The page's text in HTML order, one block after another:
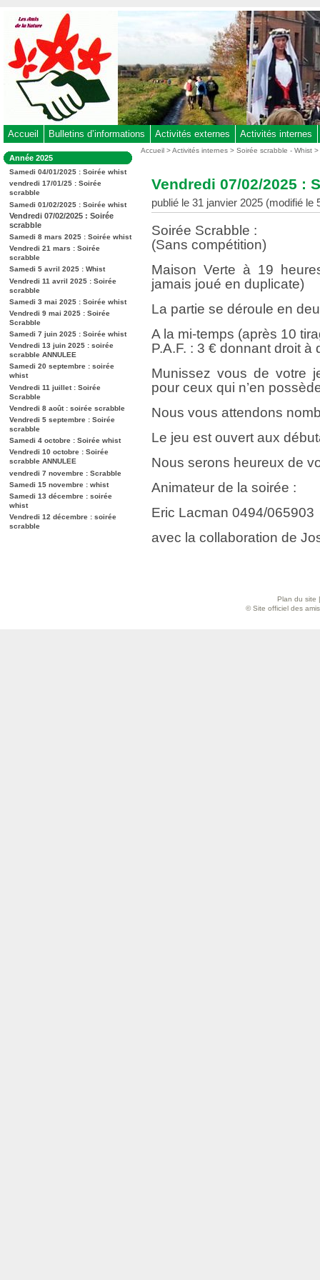
au
contenu
-
Aller
au
menu
-
à
la
recherche
Accueil Bulletins d’informations Activités externes Activités internes
Dans
la
rubrique
:
Année 2025
Samedi 04/01/2025 : Soirée whist
vendredi 17/01/25 : Soirée
scrabble
Samedi 01/02/2025 : Soirée whist
Vendredi 07/02/2025 : Soirée
scrabble
Samedi 8 mars 2025 : Soirée whist
Vendredi 21 mars : Soirée
scrabble
Samedi 5 avril 2025 : Whist
Vendredi 11 avril 2025 : Soirée
scrabble
Samedi 3 mai 2025 : Soirée whist
Vendredi 9 mai 2025 : Soirée
Scrabble
Samedi 7 juin 2025 : Soirée whist
Vendredi 13 juin 2025 : soirée
scrabble ANNULEE
Samedi 20 septembre : soirée
whist
Vendredi 11 juillet : Soirée
Scrabble
Vendredi 8 août : soirée scrabble
Vendredi 5 septembre : Soirée
scrabble
Samedi 4 octobre : Soirée whist
Vendredi 10 octobre : Soirée
scrabble ANNULEE
vendredi 7 novembre : Scrabble
Samedi 15 novembre : whist
Samedi 13 décembre : soirée
whist
Vendredi 12 décembre : soirée
scrabble
Vous
Accueil >Activités internes >Soirée scrabble - Whist >
Vendredi 07/02/2025 :
publié le 31 janvier 2025 (modifié le
Soirée Scrabble :
(Sans compétition)
Maison Verte à 19
jamais joué en duplicate)
La partie se déroule en
A la mi-temps (après 10
P.A.F. : 3 € donnant droit
Munissez vous de votre
pour ceux qui n’en
Nous vous attendons
Le jeu est ouvert aux
Nous serons heureux de
Animateur de la soirée :
Eric Lacman 0494/065903
avec la collaboration de
Plan du site
© Site officiel des